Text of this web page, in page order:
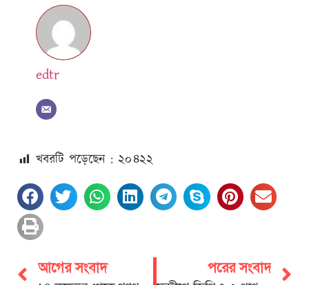
edtr
খবরটি পড়েছেন : ২০৪২২
আগের সংবাদ পরের সংবাদ